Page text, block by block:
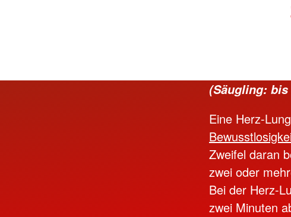
(Säugling:
Eine Herz-
Zweifel daran
zwei oder
Bei der Herz-
zwei Minuten